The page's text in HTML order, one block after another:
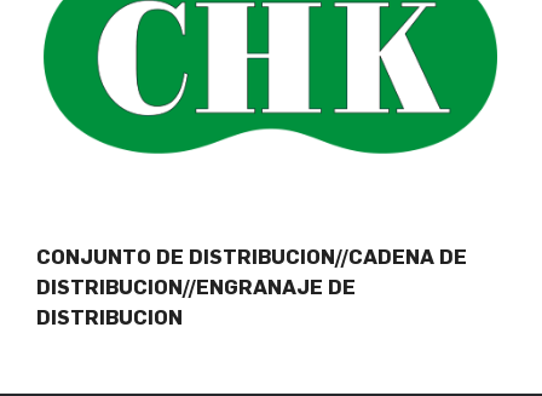
CONJUNTO DE DISTRIBUCION//CADENA DE
DISTRIBUCION//ENGRANAJE DE
DISTRIBUCION